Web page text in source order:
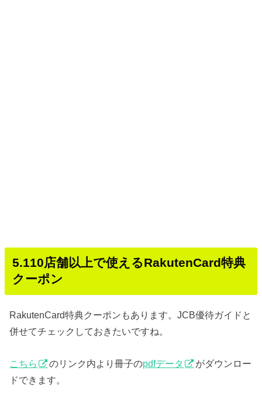
5.110店舗以上で使えるRakutenCard特典
クーポン
RakutenCard特典クーポンもあります。JCB優待ガイドと
併せてチェックしておきたいですね。
こちら のリンク内より冊子のpdfデータ
がダウンロー
ドできます。